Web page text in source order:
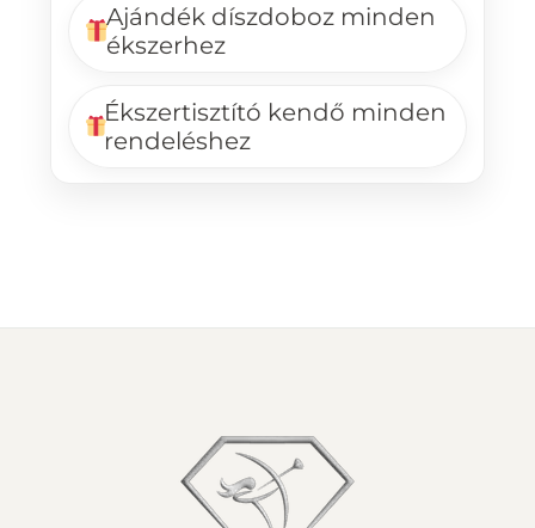
Ajándék díszdoboz minden
ékszerhez
Ékszertisztító kendő minden
rendeléshez